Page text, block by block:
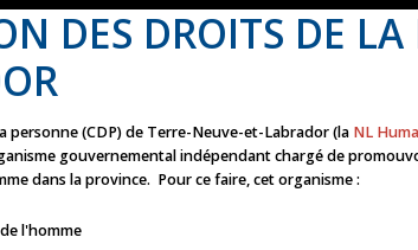
DES DROITS DE
personne (CDP) de Terre-Neuve-et-Labrador (la NL
gouvernemental indépendant chargé de
dans la province. Pour ce faire, cet organisme :
l'homme